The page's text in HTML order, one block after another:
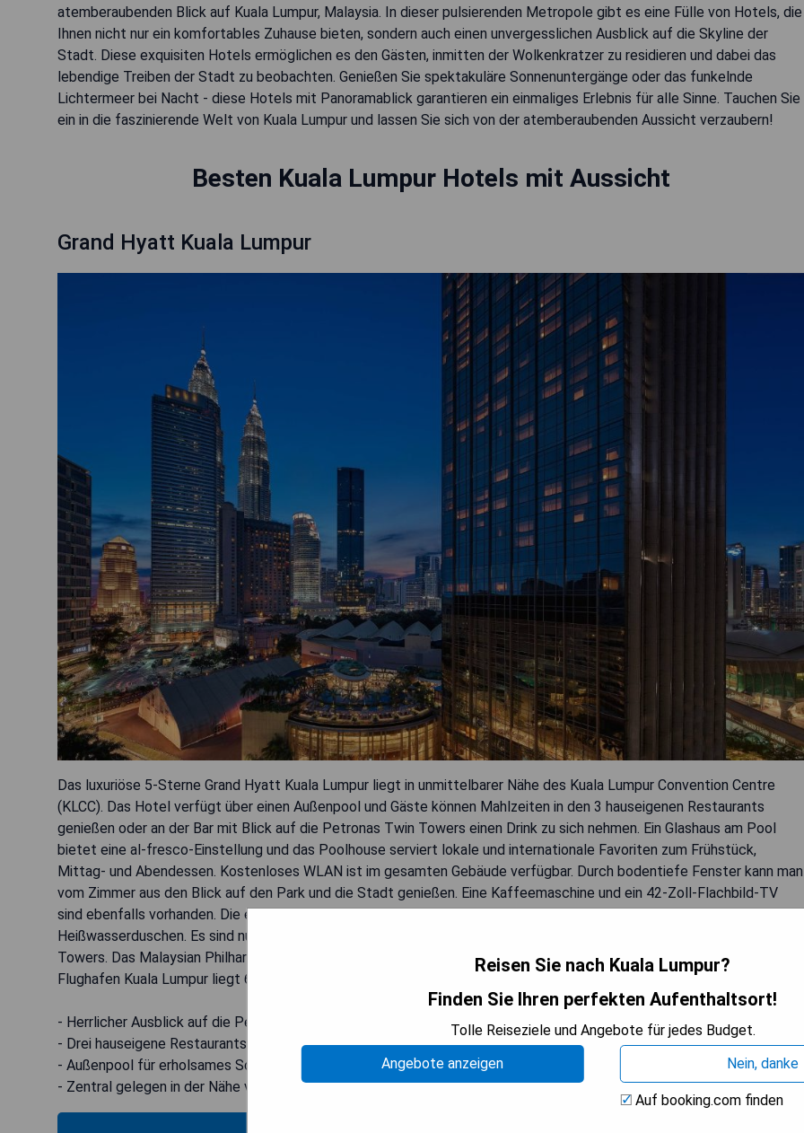
atemberaubenden Blick auf Kuala Lumpur, Malaysia. In dieser pulsierenden Metropole gibt es eine Fülle von Hotels, die
Ihnen nicht nur ein komfortables Zuhause bieten, sondern auch einen unvergesslichen Ausblick auf die Skyline der
Stadt. Diese exquisiten Hotels ermöglichen es den Gästen, inmitten der Wolkenkratzer zu residieren und dabei das
lebendige Treiben der Stadt zu beobachten. Genießen Sie spektakuläre Sonnenuntergänge oder das funkelnde
Lichtermeer bei Nacht - diese Hotels mit Panoramablick garantieren ein einmaliges Erlebnis für alle Sinne. Tauchen Sie
ein in die faszinierende Welt von Kuala Lumpur und lassen Sie sich von der atemberaubenden Aussicht verzaubern!
Besten Kuala Lumpur Hotels mit Aussicht
Grand Hyatt Kuala Lumpur
Das luxuriöse 5-Sterne Grand Hyatt Kuala Lumpur liegt in unmittelbarer Nähe des Kuala Lumpur Convention Centre
(KLCC). Das Hotel verfügt über einen Außenpool und Gäste können Mahlzeiten in den 3 hauseigenen Restaurants
genießen oder an der Bar mit Blick auf die Petronas Twin Towers einen Drink zu sich nehmen. Ein Glashaus am Pool
bietet eine al-fresco-Einstellung und das Poolhouse serviert lokale und internationale Favoriten zum Frühstück,
Mittag- und Abendessen. Kostenloses WLAN ist im gesamten Gebäude verfügbar. Durch bodentiefe Fenster kann man
vom Zimmer aus den Blick auf den Park und die Stadt genießen. Eine Kaffeemaschine und ein 42-Zoll-Flachbild-TV
sind ebenfalls vorhanden. Die eigenen Badezimmer verfügen über eine Badewanne und 24-Stunden-
Heißwasserduschen. Es sind nur 400 Meter bis zum Pavilion Shopping Mall und 500 Meter bis zu den Petronas Twin
Towers. Das Malaysian Philharmonic Orchestra erreichen Sie nach einer 10-minütigen Fahrt. Der internationale
Flughafen Kuala Lumpur liegt 68,6 km entfernt, wo gegen Aufpreis ein Flughafentransfer arrangiert werden kann.
- Herrlicher Ausblick auf die Petronas Twin Towers
- Drei hauseigene Restaurants zur Auswahl
- Außenpool für erholsames Schwimmen
- Zentral gelegen in der Nähe von Einkaufsmöglichkeiten, Sehenswürdigkeiten und Unterhaltungsmöglichkeiten
Reisen Sie nach Kuala Lumpur?
Finden Sie Ihren perfekten Aufenthaltsort!
Tolle Reiseziele und Angebote für jedes Budget.
Angebote anzeigen
Nein, danke
Auf booking.com finden